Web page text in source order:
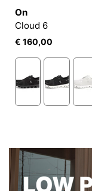
On
Cloud 6
€ 160,00